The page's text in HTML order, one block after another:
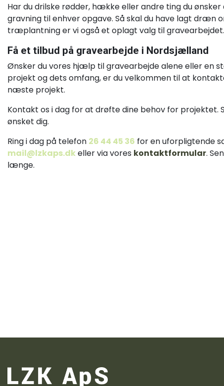
Har du drilske rødder, hække eller andre ting du
gravning til enhver opgave. Så skal du have lagt dræn
træplantning er vi også et oplagt valg til gravearbejdet.
Få et tilbud på gravearbejde i Nordsjælland
Ønsker du vores hjælp til gravearbejde alene eller en
projekt og dets omfang, er du velkommen til at
næste projekt.
Kontakt os i dag for at drøfte dine behov for projektet.
ønsket dig.
Ring i dag på telefon 26 44 45 36 for en uforpligtende
mail@lzkaps.dkeller via vores kontaktformular.
længe.